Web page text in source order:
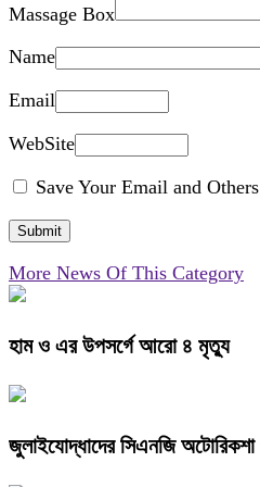
Massage Box
Name
Email
WebSite
Save Your Email and
More News Of This Category
হাম ও এর উপসর্গে আরো ৪ মৃত্যু
জুলাইযোদ্ধাদের সিএনজি অটোরিকশা